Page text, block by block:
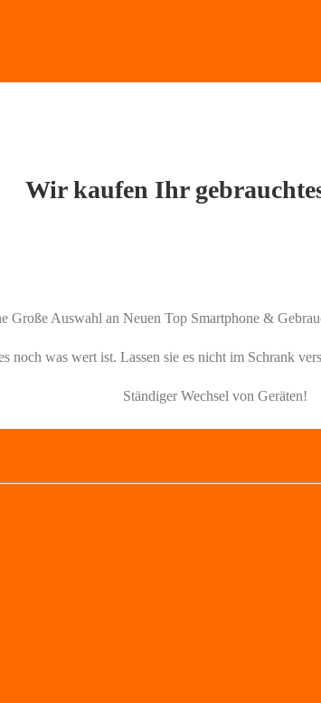
Wir kaufen Ihr
Große Auswahl an Neuen Top Smartphone &
noch was wert ist. Lassen sie es nicht im Schrank
Ständiger Wechsel von Geräten!